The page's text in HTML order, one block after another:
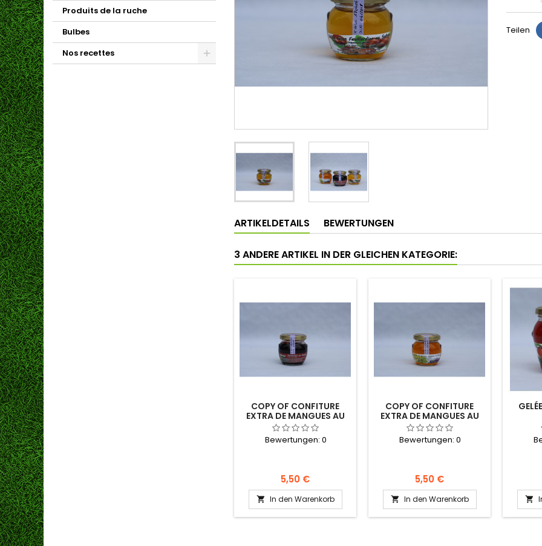
Produits de la ruche
Bulbes
Nos recettes
Teilen
ARTIKELDETAILS BEWERTUNGEN
3 ANDERE ARTIKEL IN DER GLEICHEN KATEGORIE:
COPY OF CONFITURE
EXTRA DE MANGUES AU
SAFRAN
Bewertungen: 0
Preis
5,50 €
 In den Warenkorb
COPY OF CONFITURE
EXTRA DE MANGUES AU
SAFRAN
Bewertungen: 0
Preis
5,50 €
 In den Warenkorb 